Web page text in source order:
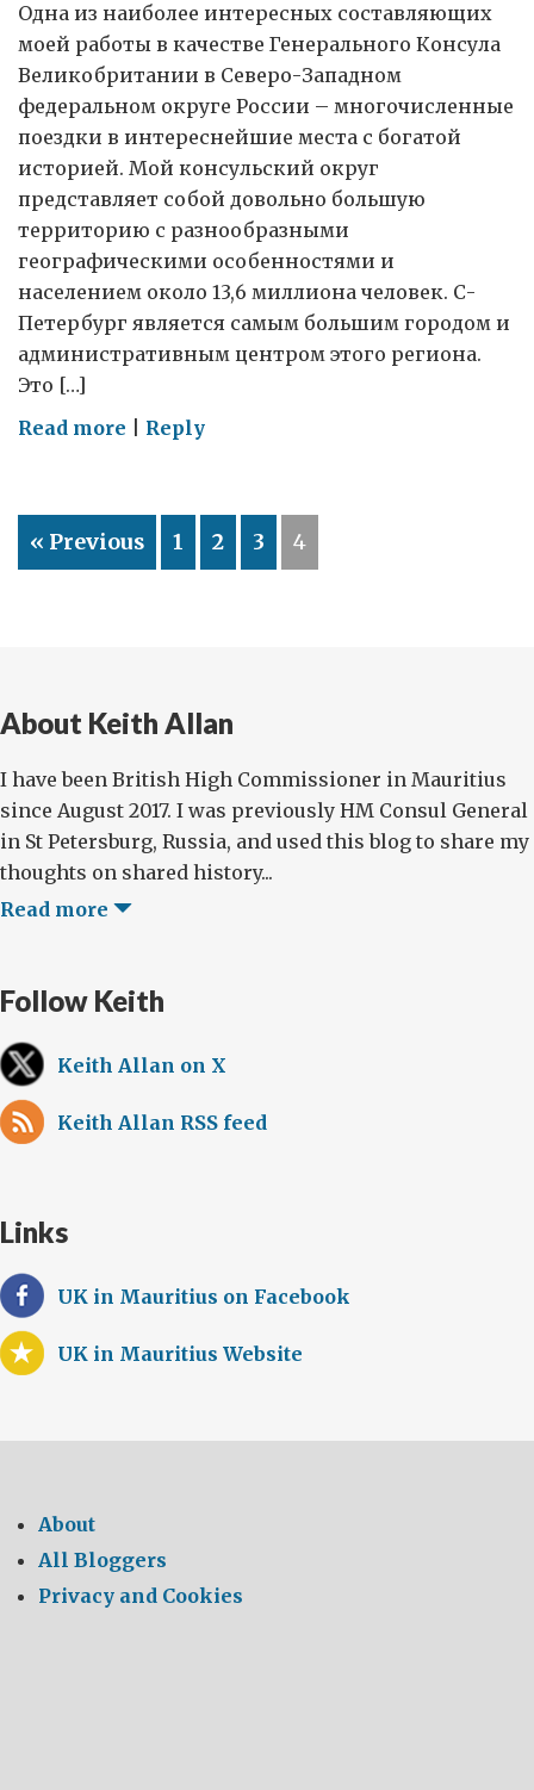
Одна из наиболее интересных составляющих
моей работы в качестве Генерального Консула
Великобритании в Северо-Западном
федеральном округе России – многочисленные
поездки в интереснейшие места с богатой
историей. Мой консульский округ
представляет собой довольно большую
территорию с разнообразными
географическими особенностями и
населением около 13,6 миллиона человек. С-
Петербург является самым большим городом и
административным центром этого региона.
Это […]
Read more on
в
Великий
Reply
« Previous 1 2 3 4
About Keith Allan
I have been British High Commissioner in Mauritius
since August 2017. I was previously HM Consul General
in St Petersburg, Russia, and used this blog to share my
thoughts on shared history...
Read more
Follow Keith
Keith Allan on X
Keith Allan RSS feed
Links
UK in Mauritius on Facebook
UK in Mauritius Website
About
All Bloggers
Privacy and Cookies